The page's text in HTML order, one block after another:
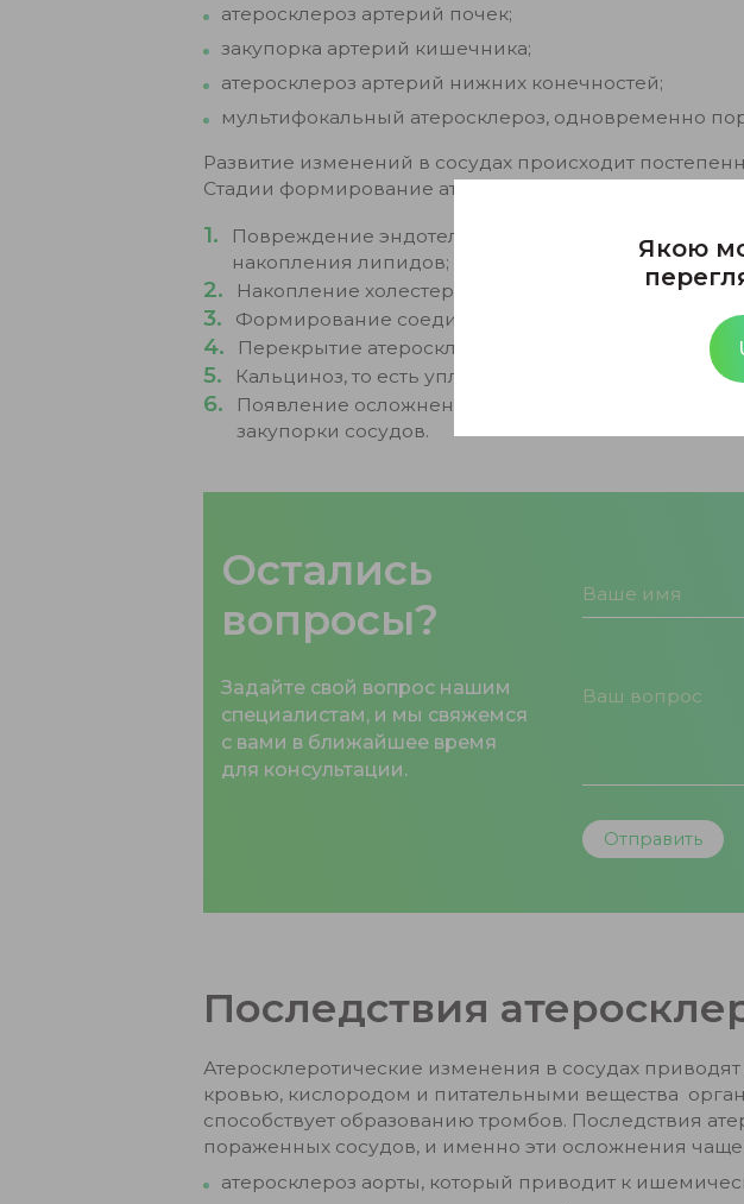
атеросклероз артерий почек;
закупорка артерий кишечника;
атеросклероз артерий нижних конечностей;
мультифокальный атеросклероз, одновременно
Развитие изменений в сосудах происходит
Стадии формирование атеросклеротических бляшек:
Повреждение эндотелия сосудов под влиянием
накопления липидов;
Накопление холестериновых отложений,
Формирование соединительной ткани и
Перекрытие атеросклерозными бляшками
Кальциноз, то есть уплотнение бляшек за счет
Появление осложнений, в частности тромбозов,
закупорки сосудов.
Остались
вопросы?
Задайте свой вопрос нашим
специалистам, и мы свяжемся
с вами в ближайшее время
для консультации.
Последствия
Атеросклеротические изменения в сосудах
кровью, кислородом и питательными вещества
способствует образованию тромбов. Последствия
пораженных сосудов, и именно эти осложнения чаще
атеросклероз аорты, который приводит к
Якою